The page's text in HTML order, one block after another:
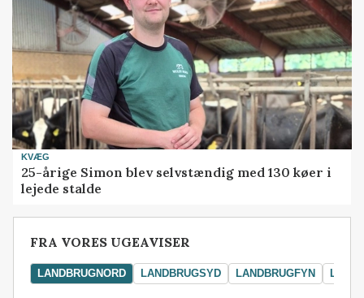
KVÆG
25-årige Simon blev selvstændig med 130 køer i
lejede stalde
FRA VORES UGEAVISER
LANDBRUGNORD LANDBRUGSYD LANDBRUGFYN